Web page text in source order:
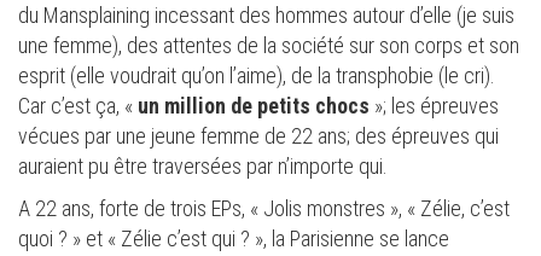
du Mansplaining incessant des hommes autour d’elle (je suis
une femme), des attentes de la société sur son corps et son
esprit (elle voudrait qu’on l’aime), de la transphobie (le cri).
Car c’est ça, « un million de petits chocs »; les épreuves
vécues par une jeune femme de 22 ans; des épreuves qui
auraient pu être traversées par n’importe qui.
A 22 ans, forte de trois EPs, « Jolis monstres », « Zélie, c’est
quoi ? » et « Zélie c’est qui ? », la Parisienne se lance